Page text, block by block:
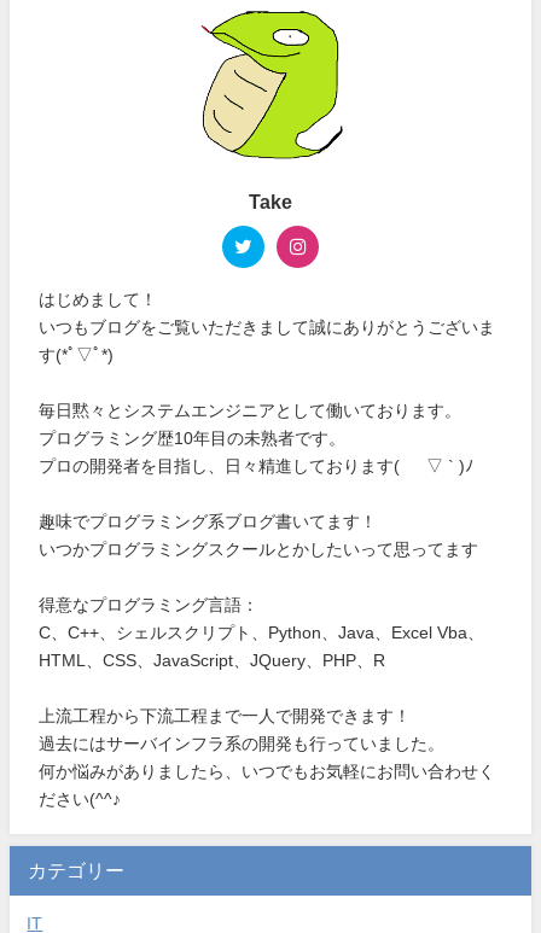
Take
はじめまして！
いつもブログをご覧いただきまして誠にありがとうございま
す(*ﾟ▽ﾟ*)
毎日黙々とシステムエンジニアとして働いております。
プログラミング歴10年目の未熟者です。
プロの開発者を目指し、日々精進しております( ´ ▽ ` )ﾉ
趣味でプログラミング系ブログ書いてます！
いつかプログラミングスクールとかしたいって思ってます
得意なプログラミング言語：
C、C++、シェルスクリプト、Python、Java、Excel Vba、
HTML、CSS、JavaScript、JQuery、PHP、R
上流工程から下流工程まで一人で開発できます！
過去にはサーバインフラ系の開発も行っていました。
何か悩みがありましたら、いつでもお気軽にお問い合わせく
ださい(^^♪
カテゴリー
IT